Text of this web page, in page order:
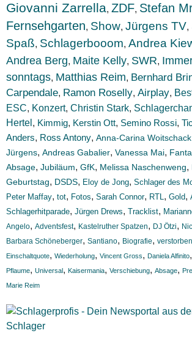
Giovanni Zarrella, ZDF, Stefan
Fernsehgarten, Show, Jürgens TV,
Spaß, Schlagerbooom, Andrea
Andrea Berg, Maite Kelly, SWR,
sonntags, Matthias Reim, Bernhard
Carpendale, Ramon Roselly, Airplay,
ESC, Konzert, Christin Stark,
Hertel , Kimmig, Kerstin Ott, Semino Rossi,
Anders, Ross Antony, Anna-Carina Woitschack
Jürgens, Andreas Gabalier, Vanessa Mai,
Absage, Jubiläum, GfK, Melissa Naschenweng,
Geburtstag, DSDS, Eloy de Jong, Schlager des
Peter Maffay, tot, Fotos, Sarah Connor, RTL, Gold,
Schlagerhitparade, Jürgen Drews, Tracklist,
Angelo, Adventsfest, Kastelruther Spatzen, DJ Ötzi,
Barbara Schöneberger, Santiano, Biografie, verstorben
Einschaltquote, Wiederholung, Vincent Gross, Daniela Alfinito,
Pflaume, Universal , Kaisermania, Verschiebung, Absage,
Marie Reim